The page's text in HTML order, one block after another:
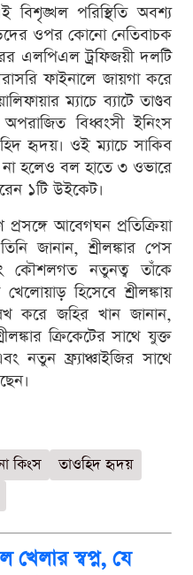
বিশৃঙ্খল পরিস্থিতি অবশ্য
ওপর কোনো নেতিবাচক
এলপিএল ট্রফিজয়ী দলটি
ফাইনালে জায়গা করে
ম্যাচে ব্যাটে তাণ্ডব
বিধ্বংসী ইনিংস
হৃদয়। ওই ম্যাচে সাকিব
না হলেও বল হাতে ৩ ওভারে
১টি উইকেট।
আবেগঘন প্রতিক্রিয়া
জানান, শ্রীলঙ্কার পেস
কৌশলগত নতুনত্ব তাঁকে
হিসেবে শ্রীলঙ্কায়
করে জহির খান জানান,
ক্রিকেটের সাথে যুক্ত
নতুন ফ্র্যাঞ্চাইজির সাথে
কিংস
তাওহিদ হৃদয়
স্বপ্ন, যে